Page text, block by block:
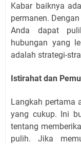
Kabar baiknya
permanen.
Anda dapat
hubungan yang
adalah strategi-
Istirahat dan
Langkah pertama
yang cukup. Ini
tentang
pulih. Jika